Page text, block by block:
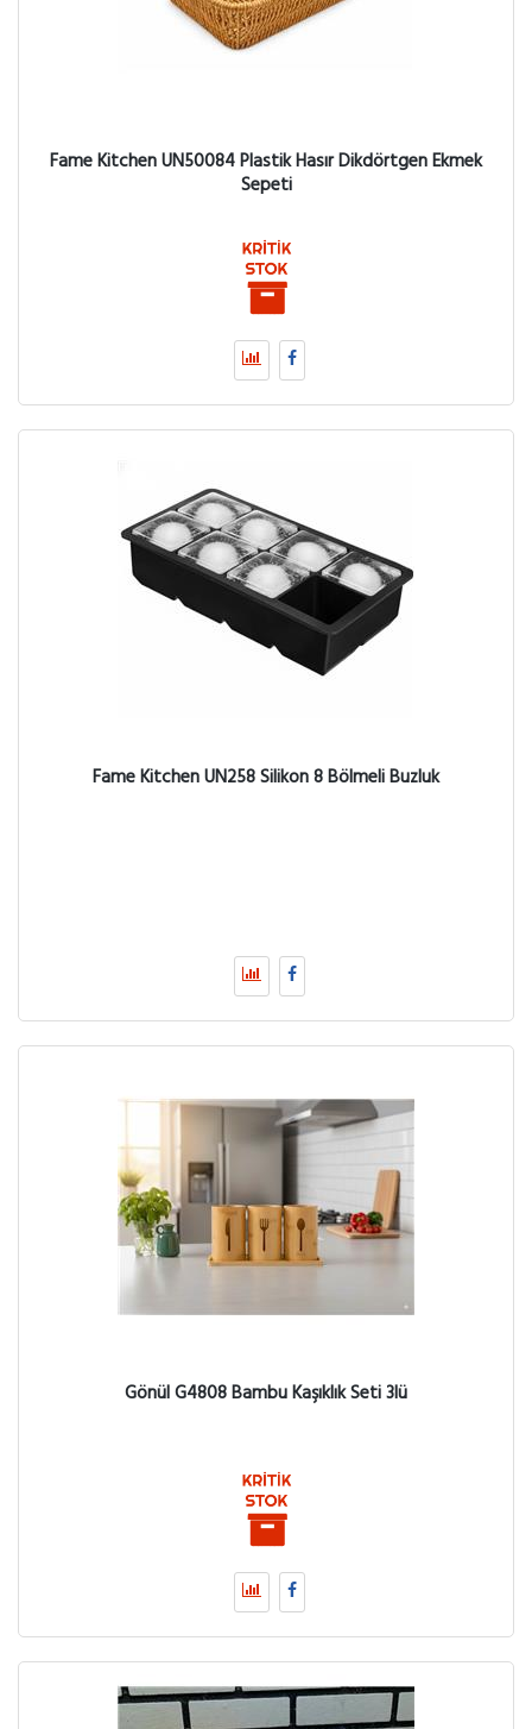
Fame Kitchen UN50084 Plastik Hasır Dikdörtgen Ekmek
Sepeti
Fame Kitchen UN258 Silikon 8 Bölmeli Buzluk
Gönül G4808 Bambu Kaşıklık Seti 3lü